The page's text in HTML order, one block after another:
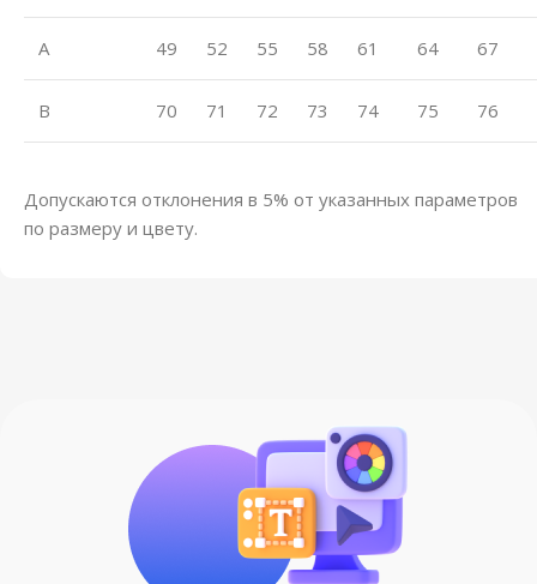
A 49 52 55 58 61 64 67
B 70 71 72 73 74 75 76
Допускаются отклонения в 5% от указанных параметров
по размеру и цвету.